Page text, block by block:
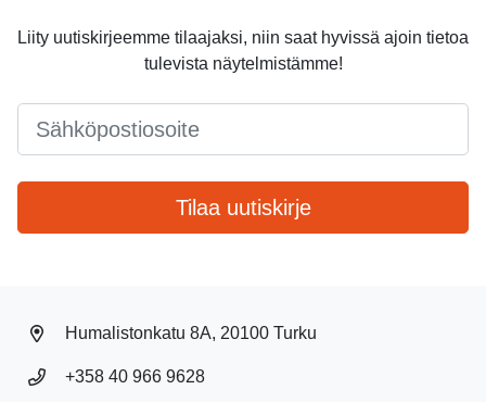
Liity uutiskirjeemme tilaajaksi, niin saat hyvissä ajoin tietoa
tulevista näytelmistämme!
Tilaa uutiskirje
Humalistonkatu 8A, 20100 Turku
+358 40 966 9628